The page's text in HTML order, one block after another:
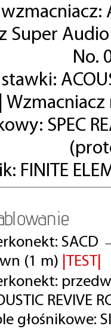
Super
No.
SPEC
FINITE
SACD
(1 m)
|TEST|
REVIVE
głośnikowe: